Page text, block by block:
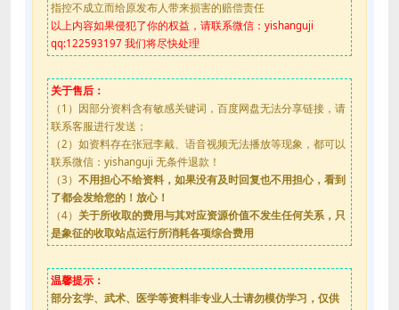
指控不成立而给原发布人带来损害的赔偿责任
以上内容如果侵犯了你的权益，请联系微信：yishanguji
qq:122593197 我们将尽快处理
关于售后：
（1）因部分资料含有敏感关键词，百度网盘无法分享链接，请
联系客服进行发送；
（2）如资料存在张冠李戴、语音视频无法播放等现象，都可以
联系微信：yishanguji 无条件退款！
（3） 不用担心不给资料，如果没有及时回复也不用担心，看到
了都会发给您的！放心！
（4） 关于所收取的费用与其对应资源价值不发生任何关系，只
是象征的收取站点运行所消耗各项综合费用
温馨提示：
部分玄学、武术、医学等资料非专业人士请勿模仿学习，仅供